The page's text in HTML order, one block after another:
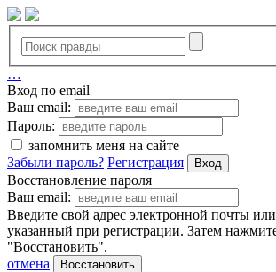
…
Вход по email
Ваш email:
Пароль:
запомнить меня на сайте
Забыли пароль? Регистрация Вход
Восстановление пароля
Ваш email:
Введите свой адрес электронной почты
указанный при регистрации. Затем
"Восстановить".
отмена
Восстановить